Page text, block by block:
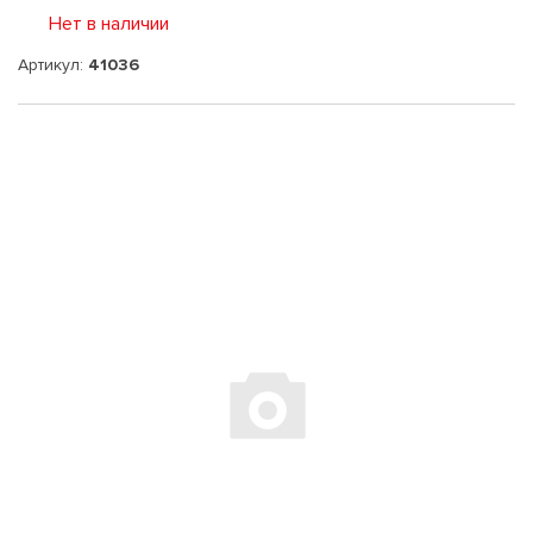
Нет в наличии
Артикул: 41036